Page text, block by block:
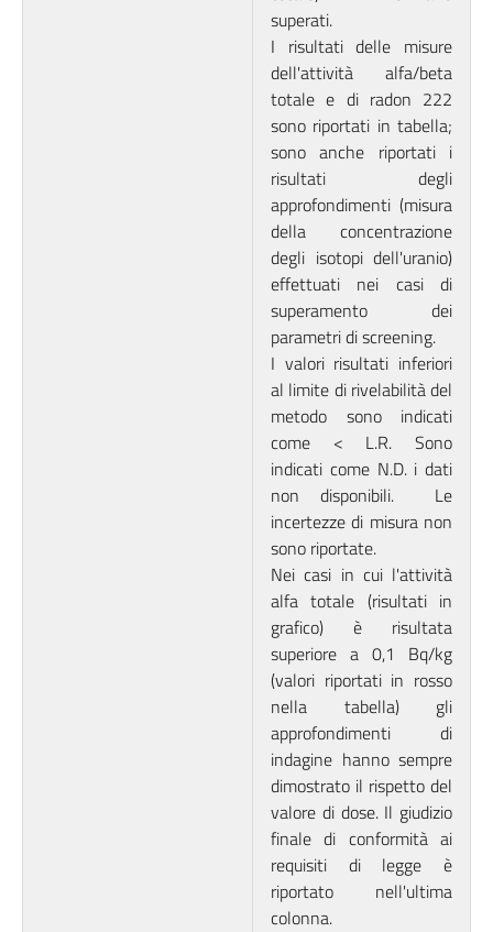
superati.
I risultati delle misure
dell'attività alfa/beta
totale e di radon 222
sono riportati in tabella;
sono anche riportati i
risultati degli
approfondimenti (misura
della concentrazione
degli isotopi dell'uranio)
effettuati nei casi di
superamento dei
parametri di screening.
I valori risultati inferiori
al limite di rivelabilità del
metodo sono indicati
come < L.R. Sono
indicati come N.D. i dati
non disponibili. Le
incertezze di misura non
sono riportate.
Nei casi in cui l'attività
alfa totale (risultati in
grafico) è risultata
superiore a 0,1 Bq/kg
(valori riportati in rosso
nella tabella) gli
approfondimenti di
indagine hanno sempre
dimostrato il rispetto del
valore di dose. Il giudizio
finale di conformità ai
requisiti di legge è
riportato nell'ultima
colonna.